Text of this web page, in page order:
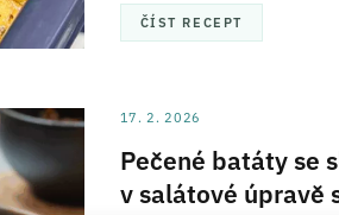
ČÍST RECEPT
17. 2. 2026
Pečené batáty se
v salátové úpravě